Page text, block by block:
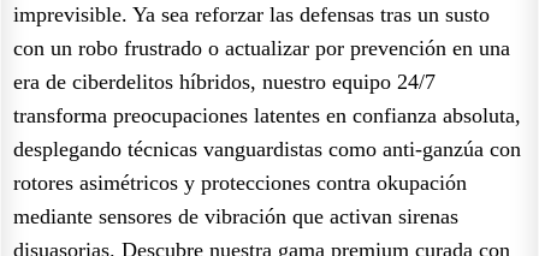
imprevisible. Ya sea reforzar las defensas tras un susto
con un robo frustrado o actualizar por prevención en una
era de ciberdelitos híbridos, nuestro equipo 24/7
transforma preocupaciones latentes en confianza absoluta,
desplegando técnicas vanguardistas como anti-ganzúa con
rotores asimétricos y protecciones contra okupación
mediante sensores de vibración que activan sirenas
disuasorias. Descubre nuestra gama premium curada con